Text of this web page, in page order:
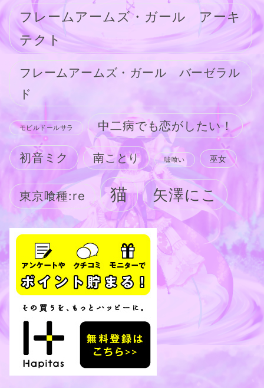
フレームアームズ・ガール アーキ
テクト
フレームアームズ・ガール バーゼラル
ド
モビルドールサラ 中二病でも恋がしたい！
初音ミク 南ことり 嘘喰い 巫女
東京喰種:re 猫 矢澤にこ